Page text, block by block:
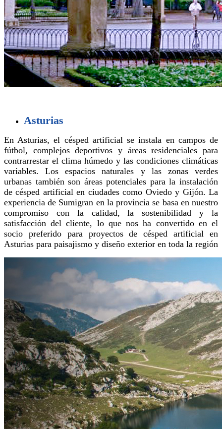
Asturias
En Asturias, el césped artificial se instala en campos de
fútbol, complejos deportivos y áreas residenciales para
contrarrestar el clima húmedo y las condiciones climáticas
variables. Los espacios naturales y las zonas verdes
urbanas también son áreas potenciales para la instalación
de césped artificial en ciudades como Oviedo y Gijón. La
experiencia de Sumigran en la provincia se basa en nuestro
compromiso con la calidad, la sostenibilidad y la
satisfacción del cliente, lo que nos ha convertido en el
socio preferido para proyectos de césped artificial en
Asturias para paisajismo y diseño exterior en toda la región